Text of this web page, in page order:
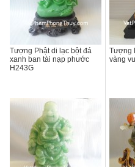
Tượng Phật di lạc bột đá
xanh ban tài nạp phước
H243G
Tượng
vàng